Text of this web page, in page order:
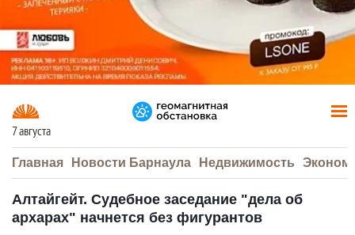
7 августа
Главная Новости Барнаула Недвижимость
Алтайгейт. Судебное заседание "дела об
архарах" начнется без фигурантов